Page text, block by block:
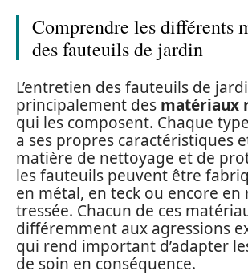
Comprendre les différents
des fauteuils de jardin
L’entretien des fauteuils de
principalement des matériaux
qui les composent. Chaque
a ses propres caractéristiques
matière de nettoyage et de
les fauteuils peuvent être
en métal, en teck ou encore en
tressée. Chacun de ces
différemment aux agressions
qui rend important d’adapter
de soin en conséquence.